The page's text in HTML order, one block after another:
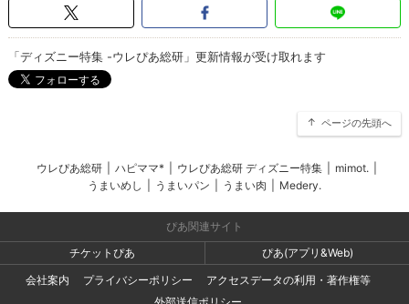
「ディズニー特集 -ウレぴあ総研」更新情報が受け取れます
ページの先頭へ
ウレぴあ総研 ハピママ* ウレぴあ総研 ディズニー特集 mimot.
うまいめし
うまいパン うまい肉 Medery.
ぴあ関連サイト
チケットぴあ
ぴあ(アプリ&Web)
会社案内
プライバシーポリシー
アクセスデータの利用・著作権等